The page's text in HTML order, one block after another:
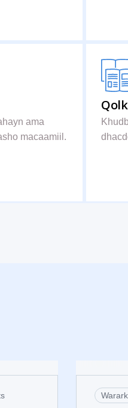
ama
macaamiil.